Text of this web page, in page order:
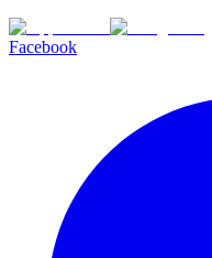
Facebook